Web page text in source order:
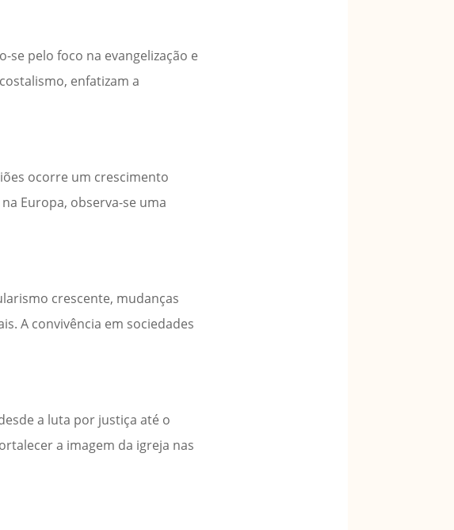
se pelo foco na evangelização e
enfatizam a
ocorre um crescimento
Europa, observa-se uma
crescente, mudanças
A convivência em sociedades
a luta por justiça até o
a imagem da igreja nas